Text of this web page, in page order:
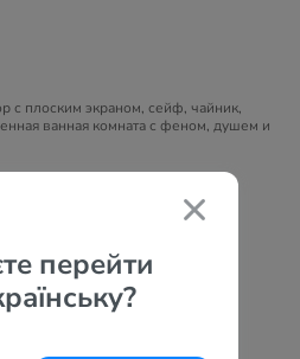
перейти
с плоским экраном, сейф, чайник,
ванная комната с феном, душем и